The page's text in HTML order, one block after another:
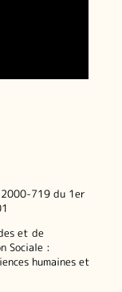
719 du 1er
et de
Sociale :
humaines et